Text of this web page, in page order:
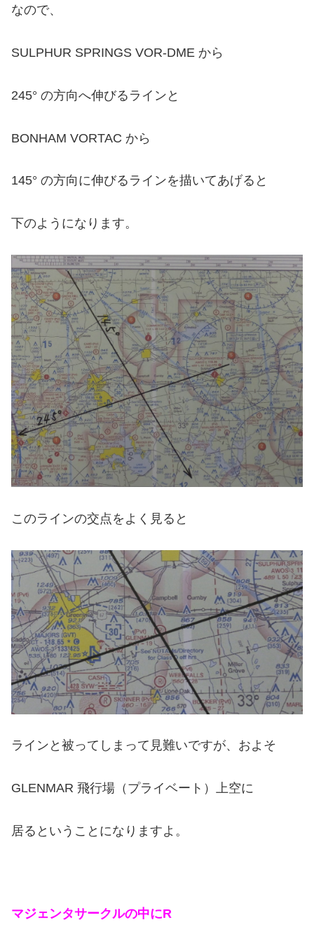
なので、
SULPHUR SPRINGS VOR-DME から
245° の方向へ伸びるライン と
BONHAM VORTAC から
145° の方向に伸びるラインを描いてあげると
下のようになります。
このラインの交点をよく見ると
ラインと被ってしまって見難いですが、およそ
GLENMAR 飛行場（プライベート）上空に
居るということになりますよ。
マジェンタサークルの中にR